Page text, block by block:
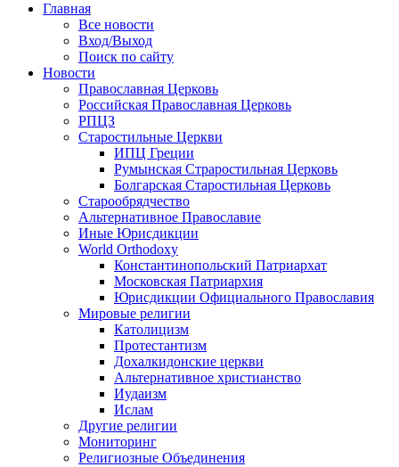
Главная
Все новости
Вход/Выход
Поиск по сайту
Новости
Православная Церковь
Российская Православная Церковь
РПЦЗ
Старостильные Церкви
ИПЦ Греции
Румынская Страростильная Церковь
Болгарская Старостильная Церковь
Старообрядчество
Альтернативное Православие
Иные Юрисдикции
World Orthodoxy
Константинопольский Патриархат
Московская Патриархия
Юрисдикции Официального Православия
Мировые религии
Католицизм
Протестантизм
Дохалкидонские церкви
Альтернативное христианство
Иудаизм
Ислам
Другие религии
Мониторинг
Религиозные Объединения